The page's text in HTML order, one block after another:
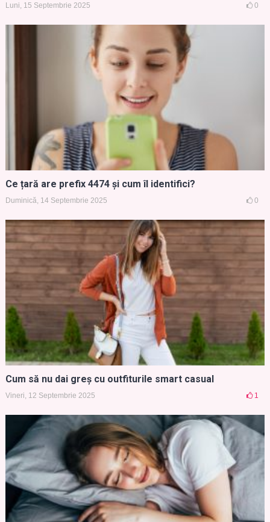
Luni, 15 Septembrie 2025 0
Ce țară are prefix 4474 și cum îl identifici?
Duminică, 14 Septembrie 2025 0
Cum să nu dai greș cu outfiturile smart casual
Vineri, 12 Septembrie 2025 1